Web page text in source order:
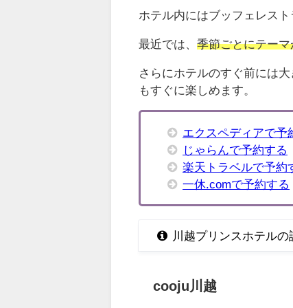
ホテル内にはブッフェレス
最近では、季節ごとにテー
さらにホテルのすぐ前には
もすぐに楽しめます。
エクスペディアで予
じゃらんで予約する
楽天トラベルで予約
一休.comで予約する
川越プリンスホテルの
cooju川越